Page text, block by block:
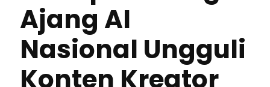
Ajang AI
Nasional Ungguli
Konten Kreator